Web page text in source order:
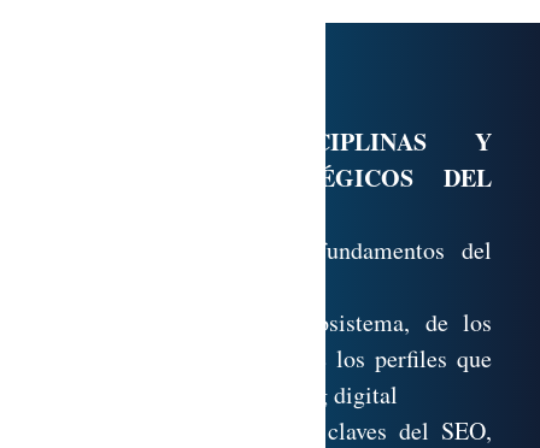
MÓDULO 1. DISCIPLINAS Y
CONCEPTOS ESTRATÉGICOS DEL
Adquisición de los fundamentos del
Conocimiento del ecosistema, de los
diferentes players y de los perfiles que
componen el marketing digital
Entendimiento de las claves del SEO,